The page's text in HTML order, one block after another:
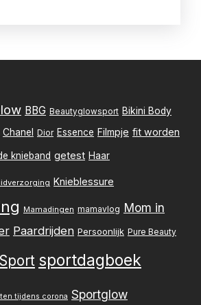
BBG Beautyglowsport Bikini Body
Chanel Dior Essence Filmpje fit worden
knieband getest Haar
Knieblessure
Mamadingen mamavlog Mom in
Paardrijden Persoonlijk Pure Beauty
Sport sportdagboek
tijdens corona Sportglow